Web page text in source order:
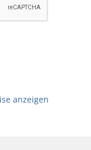
anzeigen